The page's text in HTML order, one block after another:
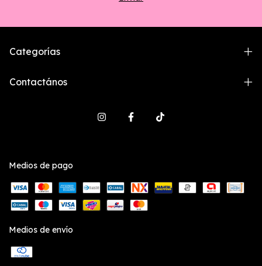
Categorías
Contactános
Medios de pago
Medios de envío